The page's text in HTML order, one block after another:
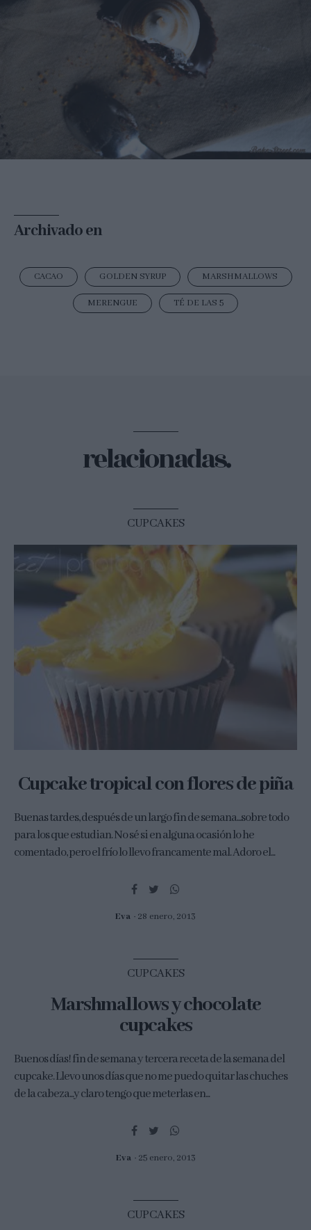
Archivado en
CACAO GOLDEN SYRUP MARSHMALLOWS
MERENGUE TÉ DE LAS 5
relacionadas.
CUPCAKES
Cupcake tropical con flores de piña
Buenas tardes, después de un largo fin de semana...sobre todo
para los que estudian. No sé si en alguna ocasión lo he
comentado, pero el frío lo llevo francamente mal. Adoro el...
Eva 28 enero, 2013
CUPCAKES
Marshmallows y chocolate
cupcakes
Buenos días! fin de semana y tercera receta de la semana del
cupcake. Llevo unos días que no me puedo quitar las chuches
de la cabeza...y claro tengo que meterlas en...
Eva 25 enero, 2013
CUPCAKES